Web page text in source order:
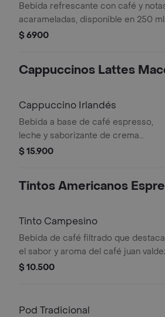
Bebida refrescante con café y
acarameladas, disponible en 250 ml.
$ 6900
Cappuccinos Lattes
Cappuccino Irlandés
Bebida a base de café espresso,
leche y saborizante de crema
irlandesa. Este producto no tiene
minutos de haber sido preparado.
$ 15.900
Tintos Americanos
Tinto Campesino
Bebida de café filtrado que destaca
el sabor y aroma del café juan
endulzada con panela, clavos y
$ 10.500
Pod Tradicional